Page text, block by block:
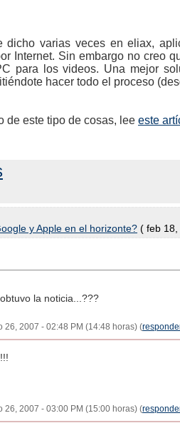
dicho varias veces en eliax,
Internet. Sin embargo no creo
para los videos. Una mejor
hacer todo el proceso
de este tipo de cosas, lee este
y Apple en el horizonte? ( feb 18,
la noticia...???
26, 2007 - 02:48 PM (14:48 horas) (
26, 2007 - 03:00 PM (15:00 horas) (